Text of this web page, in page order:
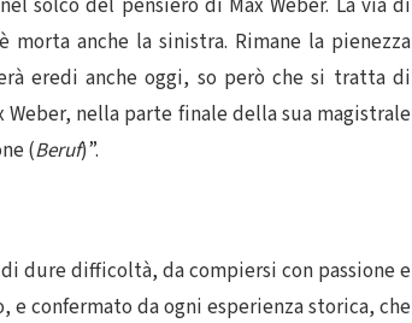
solco del pensiero di Max Weber. La via di
anche la sinistra. Rimane la pienezza
eredi anche oggi, so però che si tratta di
nella parte finale della sua magistrale
(Beruf)”.
dure difficoltà, da compiersi con passione e
confermato da ogni esperienza storica, che